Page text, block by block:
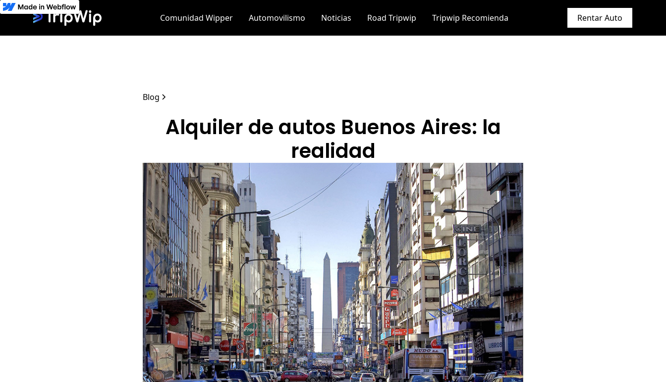
Comunidad Wipper Automovilismo Noticias Road Tripwip Tripwip Recomienda Rentar Auto
Blog
Alquiler de autos Buenos Aires: la
realidad